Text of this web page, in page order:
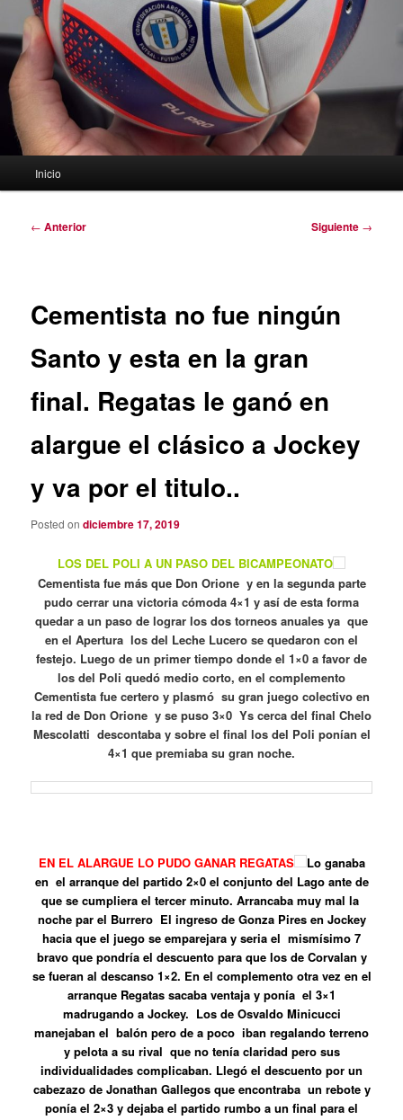
Inicio
Navegación
← Anterior Siguiente →
Cementista no fue ningún
Santo y esta en la gran
final. Regatas le ganó en
alargue el clásico a Jockey
y va por el titulo..
Posted ondiciembre 17, 2019
LOS DEL POLI A UN PASO DEL BICAMPEONATO
Cementista fue más que Don Orione y en la segunda parte
pudo cerrar una victoria cómoda 4×1 y así de esta forma
quedar a un paso de lograr los dos torneos anuales ya que
en el Apertura los del Leche Lucero se quedaron con el
festejo. Luego de un primer tiempo donde el 1×0 a favor de
los del Poli quedó medio corto, en el complemento
Cementista fue certero y plasmó su gran juego colectivo en
la red de Don Orione y se puso 3×0 Ys cerca del final Chelo
Mescolatti descontaba y sobre el final los del Poli ponían el
4×1 que premiaba su gran noche.
EN EL ALARGUE LO PUDO GANAR REGATAS
Lo ganaba
en el arranque del partido 2×0 el conjunto del Lago ante de
que se cumpliera el tercer minuto. Arrancaba muy mal la
noche par el Burrero El ingreso de Gonza Pires en Jockey
hacia que el juego se emparejara y seria el mismísimo 7
bravo que pondría el descuento para que los de Corvalan y
se fueran al descanso 1×2. En el complemento otra vez en el
arranque Regatas sacaba ventaja y ponía el 3×1
madrugando a Jockey. Los de Osvaldo Minicucci
manejaban el balón pero de a poco iban regalando terreno
y pelota a su rival que no tenía claridad pero sus
individualidades complicaban. Llegó el descuento por un
cabezazo de Jonathan Gallegos que encontraba un rebote y
ponía el 2×3 y dejaba el partido rumbo a un final para el